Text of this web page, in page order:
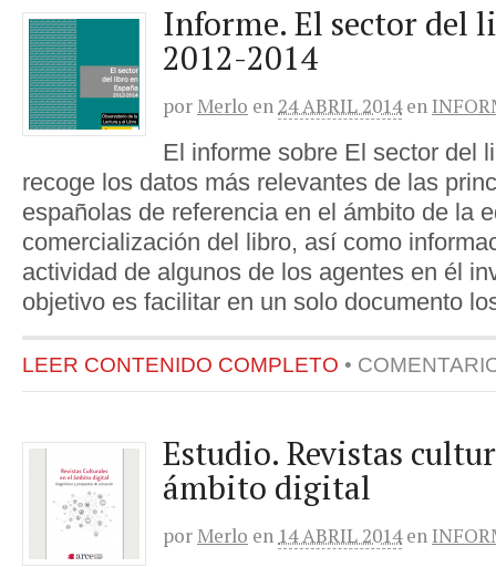
Informe. El sector del
2012-2014
por Merlo en 24 ABRIL 2014 en
El informe sobre El sector del
recoge los datos más relevantes de las
españolas de referencia en el ámbito de la
comercialización del libro, así como
actividad de algunos de los agentes en él
objetivo es facilitar en un solo documento
LEER CONTENIDO COMPLETO •
Estudio. Revistas
ámbito digital
por Merlo en 14 ABRIL 2014 en